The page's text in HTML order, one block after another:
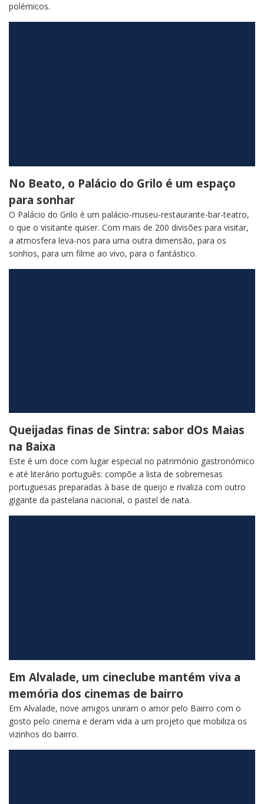
polémicos.
No Beato, o Palácio do Grilo é um espaço
para sonhar
O Palácio do Grilo é um palácio-museu-restaurante-bar-teatro,
o que o visitante quiser. Com mais de 200 divisões para visitar,
a atmosfera leva-nos para uma outra dimensão, para os
sonhos, para um filme ao vivo, para o fantástico.
Queijadas finas de Sintra: sabor dOs Maias
na Baixa
Este é um doce com lugar especial no património gastronómico
e até literário português: compõe a lista de sobremesas
portuguesas preparadas à base de queijo e rivaliza com outro
gigante da pastelaria nacional, o pastel de nata.
Em Alvalade, um cineclube mantém viva a
memória dos cinemas de bairro
Em Alvalade, nove amigos uniram o amor pelo Bairro com o
gosto pelo cinema e deram vida a um projeto que mobiliza os
vizinhos do bairro.